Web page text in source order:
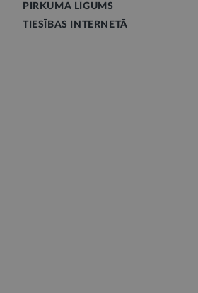
PIRKUMA LĪGUMS
TIESĪBAS INTERNETĀ